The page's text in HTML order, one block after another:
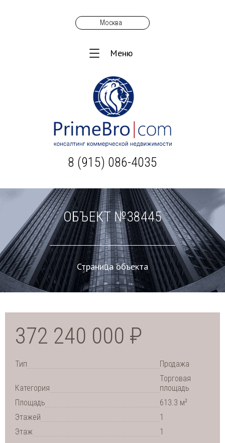
Москва
Меню
8 (915) 086-4035
ОБЪЕКТ №38445
Страница объекта
372 240 000 ₽
Тип Продажа
Категория
Торговая
площадь
Площадь
613.3 м2
Этажей
1
Этаж
1